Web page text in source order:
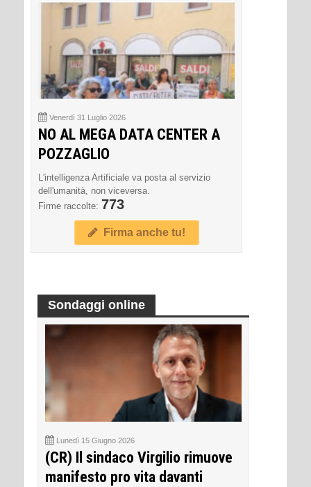
Venerdì 31 Luglio 2026
NO AL MEGA DATA CENTER A
POZZAGLIO
L'intelligenza Artificiale va posta al servizio
dell'umanità, non viceversa.
Firme raccolte: 773
Firma anche tu!
Sondaggi online
Lunedì 15 Giugno 2026
(CR) Il sindaco Virgilio rimuove
manifesto pro vita davanti